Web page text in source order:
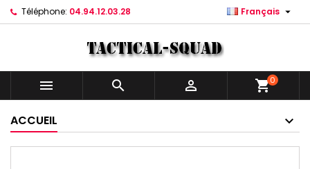
Téléphone: 04.94.12.03.28 Français 
   shopping_cart0
ACCUEIL